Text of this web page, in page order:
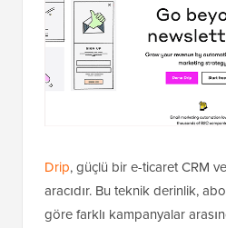
Drip, güçlü bir e-ticaret CRM
aracıdır. Bu teknik derinlik,
göre farklı kampanyalar